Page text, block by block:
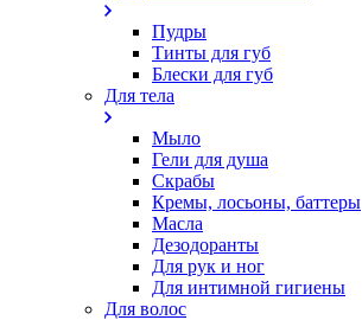
Пудры
Тинты для губ
Блески для губ
Для тела
Мыло
Гели для душа
Скрабы
Кремы, лосьоны, баттеры
Масла
Дезодоранты
Для рук и ног
Для интимной гигиены
Для волос